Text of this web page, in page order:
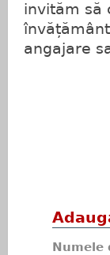
invităm să
angajare
Numele